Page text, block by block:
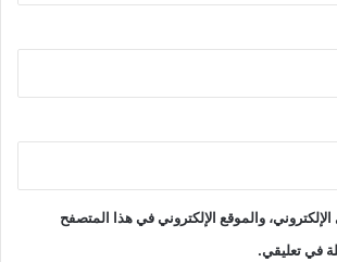
والموقع الإلكتروني في هذا المتصفح
في تعليقي.